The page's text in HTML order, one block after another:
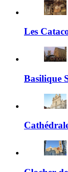
Les
Basilique